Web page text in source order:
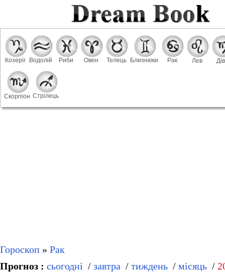
Козеріг Водолій Риби Овен Телець Близнюки Рак Лев
Скорпіон Стрілець
Гороскоп » Рак
Прогноз : сьогодні / завтра / тиждень / місяць /